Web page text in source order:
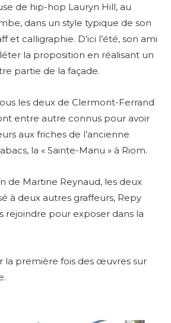
de hip-hop Lauryn Hill, au
dans un style typique de son
et calligraphie. D’ici l’été, son ami
la proposition en réalisant un
partie de la façade.
les deux de Clermont-Ferrand
entre autre connus pour avoir
aux friches de l’ancienne
la « Sainte-Manu » à Riom.
de Martine Reynaud, les deux
à deux autres graffeurs, Repy
rejoindre pour exposer dans la
la première fois des œuvres sur